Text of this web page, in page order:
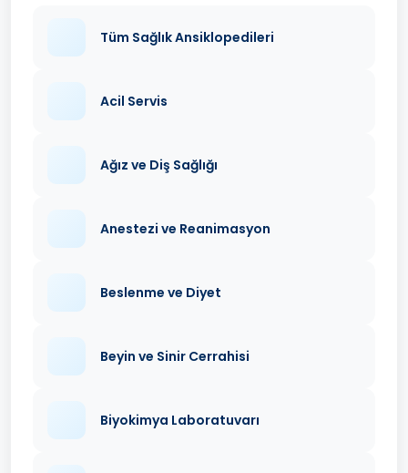
Tüm Sağlık Ansiklopedileri
Acil Servis
Ağız ve Diş Sağlığı
Anestezi ve Reanimasyon
Beslenme ve Diyet
Beyin ve Sinir Cerrahisi
Biyokimya Laboratuvarı